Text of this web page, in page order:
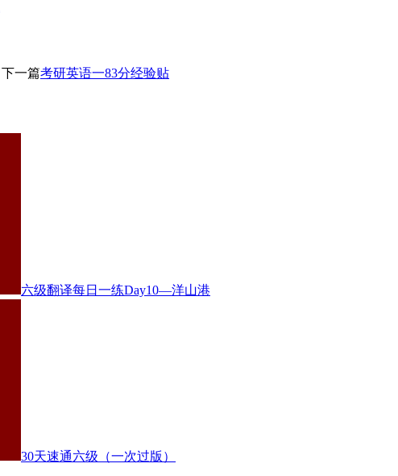
下一篇考研英语一83分经验贴
六级翻译每日一练Day10—洋山港
30天速通六级（一次过版）